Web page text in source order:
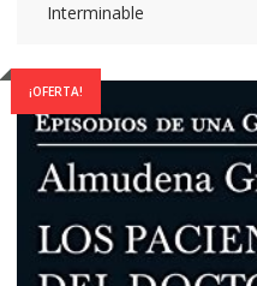
Interminable
¡OFERTA!